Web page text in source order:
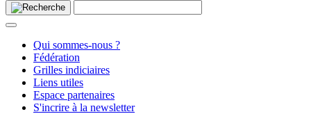
Qui sommes-nous ?
Fédération
Grilles indiciaires
Liens utiles
Espace partenaires
S'incrire à la newsletter